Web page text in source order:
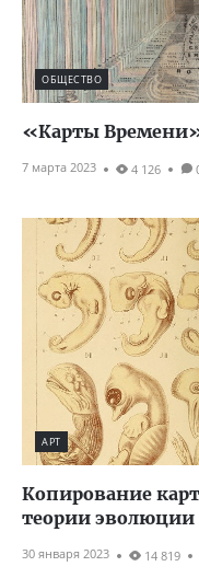
ОБЩЕСТВО
«Карты
7 марта 2023 4 126
АРТ
Копирование
теории эволюции
30 января 2023 14 819